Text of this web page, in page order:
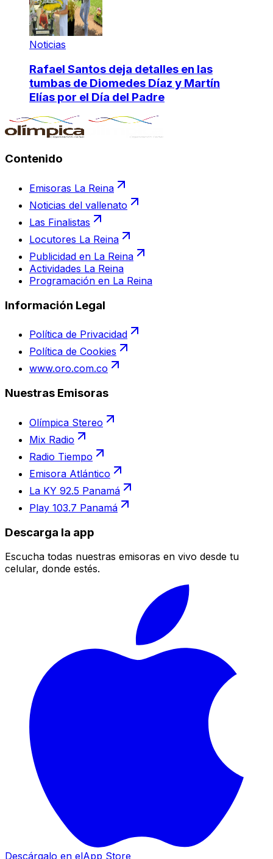
Noticias
Rafael Santos deja detalles en las
tumbas de Diomedes Díaz y Martín
Elías por el Día del Padre
Contenido
Emisoras La Reina
Noticias del vallenato
Las Finalistas
Locutores La Reina
Publicidad en La Reina
Actividades La Reina
Programación en La Reina
Información Legal
Política de Privacidad
Política de Cookies
www.oro.com.co
Nuestras Emisoras
Olímpica Stereo
Mix Radio
Radio Tiempo
Emisora Atlántico
La KY 92.5 Panamá
Play 103.7 Panamá
Descarga la app
Escucha todas nuestras emisoras en vivo desde tu
celular, donde estés.
Descárgalo en elApp Store